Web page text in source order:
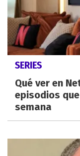
SERIES
Qué ver en
episodios
semana